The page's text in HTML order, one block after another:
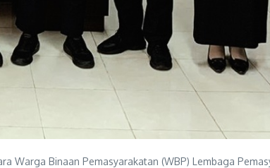
Binaan Pemasyarakatan (WBP) Lembaga